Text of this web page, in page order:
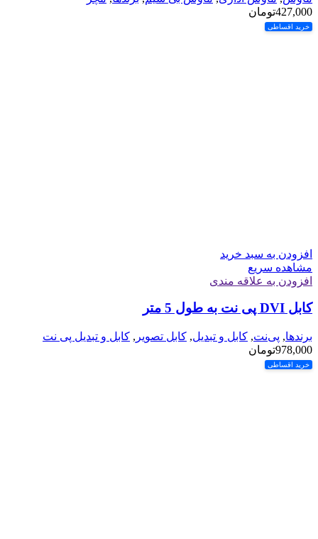
427,000تومان
خرید اقساطی
افزودن به سبد خرید
مشاهده سریع
افزودن به علاقه مندی
کابل DVI پی نت به طول 5 متر
برندها, پی‌نت, کابل و تبدیل, کابل تصویر , کابل و تبدیل پی نت
978,000تومان
خرید اقساطی